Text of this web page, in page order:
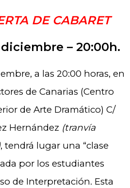
DE CABARET
– 20:00h.
a las 20:00 horas, en
de Canarias (Centro
de Arte Dramático) C/
Hernández (tranvía
, tendrá lugar una “clase
por los estudiantes
de Interpretación. Esta